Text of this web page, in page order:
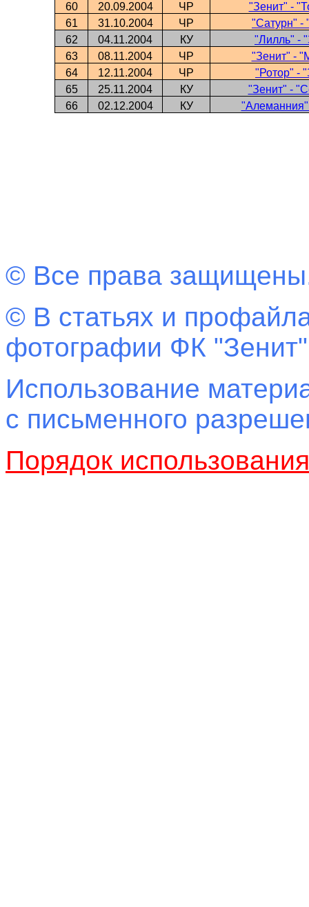
60
20.09.2004 ЧР
"Зенит" -
61
31.10.2004 ЧР
"Сатурн" -
62
04.11.2004 КУ
"Лилль" -
63
08.11.2004 ЧР
"Зенит" -
64
12.11.2004 ЧР
"Ротор" -
65
25.11.2004 КУ
"Зенит" -
66
02.12.2004 КУ "Алеманния"
© Все права
© В статьях и
фотографии ФК
Использование
с письменного
Порядок